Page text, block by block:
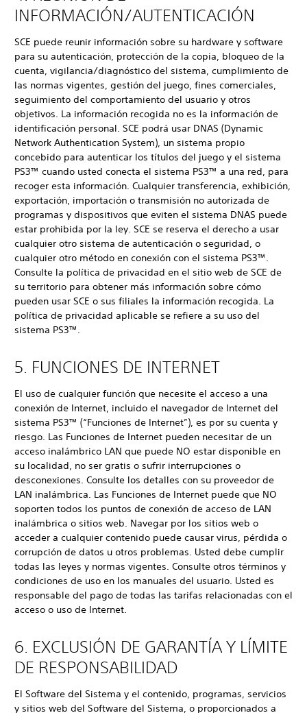
INFORMACIÓN/AUTENTICACIÓN
SCE puede reunir información sobre su hardware y software
para su autenticación, protección de la copia, bloqueo de la
cuenta, vigilancia/diagnóstico del sistema, cumplimiento de
las normas vigentes, gestión del juego, fines comerciales,
seguimiento del comportamiento del usuario y otros
objetivos. La información recogida no es la información de
identificación personal. SCE podrá usar DNAS (Dynamic
Network Authentication System), un sistema propio
concebido para autenticar los títulos del juego y el sistema
PS3™ cuando usted conecta el sistema PS3™ a una red, para
recoger esta información. Cualquier transferencia, exhibición,
exportación, importación o transmisión no autorizada de
programas y dispositivos que eviten el sistema DNAS puede
estar prohibida por la ley. SCE se reserva el derecho a usar
cualquier otro sistema de autenticación o seguridad, o
cualquier otro método en conexión con el sistema PS3™.
Consulte la política de privacidad en el sitio web de SCE de
su territorio para obtener más información sobre cómo
pueden usar SCE o sus filiales la información recogida. La
política de privacidad aplicable se refiere a su uso del
sistema PS3™.
5. FUNCIONES DE INTERNET
El uso de cualquier función que necesite el acceso a una
conexión de Internet, incluido el navegador de Internet del
sistema PS3™ (“Funciones de Internet”), es por su cuenta y
riesgo. Las Funciones de Internet pueden necesitar de un
acceso inalámbrico LAN que puede NO estar disponible en
su localidad, no ser gratis o sufrir interrupciones o
desconexiones. Consulte los detalles con su proveedor de
LAN inalámbrica. Las Funciones de Internet puede que NO
soporten todos los puntos de conexión de acceso de LAN
inalámbrica o sitios web. Navegar por los sitios web o
acceder a cualquier contenido puede causar virus, pérdida o
corrupción de datos u otros problemas. Usted debe cumplir
todas las leyes y normas vigentes. Consulte otros términos y
condiciones de uso en los manuales del usuario. Usted es
responsable del pago de todas las tarifas relacionadas con el
acceso o uso de Internet.
6. EXCLUSIÓN DE GARANTÍA Y LÍMITE
DE RESPONSABILIDAD
El Software del Sistema y el contenido, programas, servicios
y sitios web del Software del Sistema, o proporcionados a